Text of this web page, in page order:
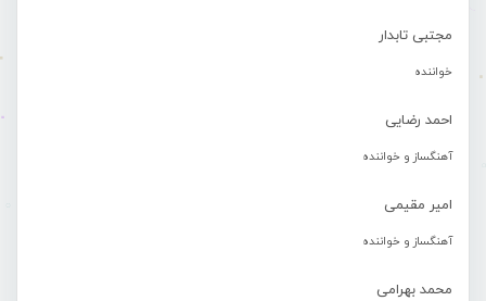
مجتبی تابدار
خواننده
احمد رضایی
آهنگساز و خواننده
امیر مقیمی
آهنگساز و خواننده
محمد بهرامی